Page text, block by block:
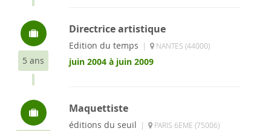
5 ans
Directrice artistique
Edition du temps | NANTES (44000)
juin 2004 à juin 2009
Maquettiste
éditions du seuil | PARIS 6EME (75006)